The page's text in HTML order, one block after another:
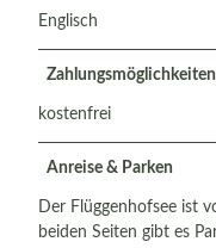
Englisch
Zahlungsmöglichkeiten
kostenfrei
Anreise & Parken
Der Flüggenhofsee ist
beiden Seiten gibt es